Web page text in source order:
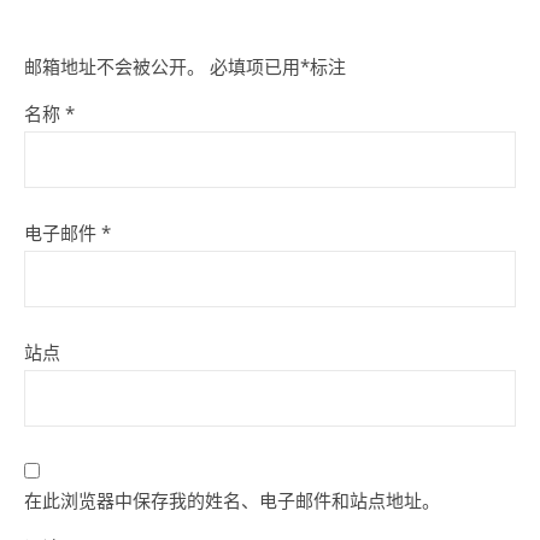
邮箱地址不会被公开。 必填项已用*标注
名称 *
电子邮件 *
站点
在此浏览器中保存我的姓名、电子邮件和站点地址。